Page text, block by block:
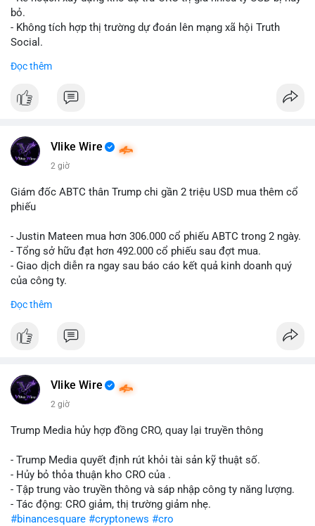
và dòng tiền tiếp theo từ ví nguồn. Khối lượng này chưa đủ tạo
áp lực bán mạnh, nhưng nếu xuất hiện thêm 2-3 giao dịch
tương tự trong 24 giờ tới, khả năng cao là sóng điều chỉnh
ở vùng giá hiện tại.
#12dot1btc #786kusd
bỏ.
- Không tích hợp thị trường dự đoán lên mạng xã hội Truth
Social.
#binancesquare
$cro
📰 Nguồn: Cointelegraph
Đọc thêm
Vlike Wire
2 giờ
Giám đốc ABTC thân Trump chi gần 2 triệu USD mua thêm cổ
phiếu
- Justin Mateen mua hơn 306.000 cổ phiếu ABTC trong 2 ngày.
- Tổng sở hữu đạt hơn 492.000 cổ phiếu sau đợt mua.
- Giao dịch diễn ra ngay sau báo cáo kết quả kinh doanh quý
của công ty.
#abtc #cryptonews
$btc $eth
📰 Nguồn: CoinDesk
Đọc thêm
Vlike Wire
2 giờ
Trump Media hủy hợp đồng CRO, quay lại truyền thông
- Trump Media quyết định rút khỏi tài sản kỹ thuật số.
- Hủy bỏ thỏa thuận kho CRO của .
- Tập trung vào truyền thông và sáp nhập công ty năng lượng.
- Tác động: CRO giảm, thị trường giảm nhẹ.
#binancesquare #cryptonews #cro